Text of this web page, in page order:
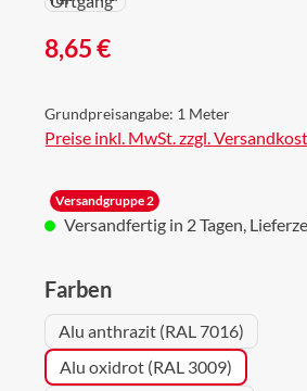
Regulärer Preis:
8,65 €
Grundpreisangabe: 1 Meter
Preise inkl. MwSt. zzgl.
Versandgruppe 2
Versandfertig in 2 Tagen,
Farbenauswählen
Alu anthrazit (RAL 7016)
Alu oxidrot (RAL 3009)